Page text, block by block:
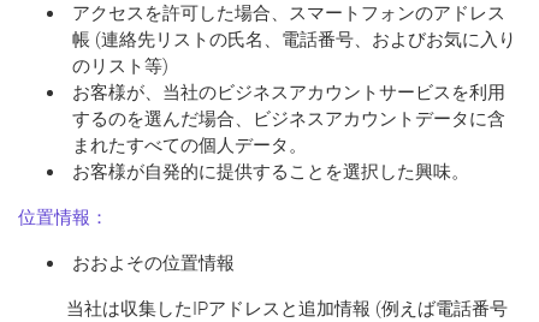
アクセスを許可した場合、
スマートフォンのアドレス
帳 (連絡先リストの氏名、電話番号、およびお気に入り
のリスト等)
お客様が、当社のビジネスアカウントサービスを利用
するのを選んだ場合、ビジネスアカウントデータに含
まれたすべての個人データ。
お客様が自発的に提供することを選択した興味。
位置情報：
おおよその位置情報
当社は収集したIPアドレスと追加情報 (例えば電話番号